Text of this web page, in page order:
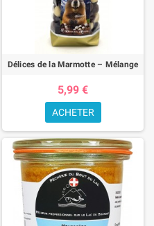
Délices de la Marmotte – Mélange
5,99 €
ACHETER